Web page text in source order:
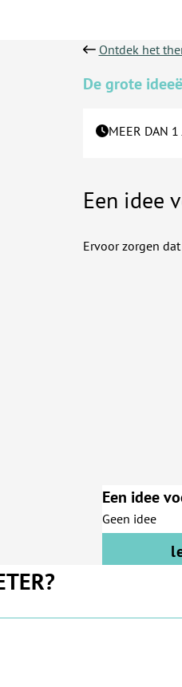
Ontdek het
De grote
MEER DAN 1
Een idee
Ervoor zorgen
Een idee
Geen idee